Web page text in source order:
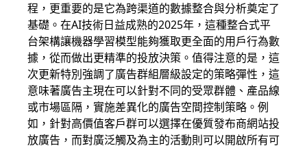
程，更重要的是它為跨渠道的數據整合與分析奠定了
基礎。在AI技術日益成熟的2025年，這種整合式平
台架構讓機器學習模型能夠獲取更全面的用戶行為數
據，從而做出更精準的投放決策。值得注意的是，這
次更新特別強調了廣告群組層級設定的策略彈性，這
意味著廣告主現在可以針對不同的受眾群體、產品線
或市場區隔，實施差異化的廣告空間控制策略。例
如，針對高價值客戶群可以選擇在優質發布商網站投
放廣告，而對廣泛觸及為主的活動則可以開啟所有可